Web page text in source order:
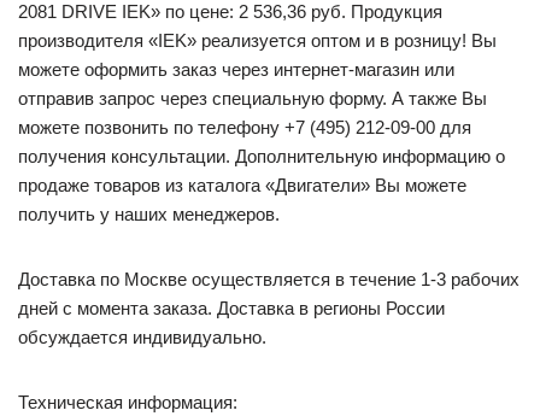
2081 DRIVE IEK» по цене: 2 536,36 руб. Продукция
производителя «IEK» реализуется оптом и в розницу! Вы
можете оформить заказ через интернет-магазин или
отправив запрос через специальную форму. А также Вы
можете позвонить по телефону +7 (495) 212-09-00 для
получения консультации. Дополнительную информацию о
продаже товаров из каталога «Двигатели» Вы можете
получить у наших менеджеров.
Доставка по Москве осуществляется в течение 1-3 рабочих
дней с момента заказа. Доставка в регионы России
обсуждается индивидуально.
Техническая информация: